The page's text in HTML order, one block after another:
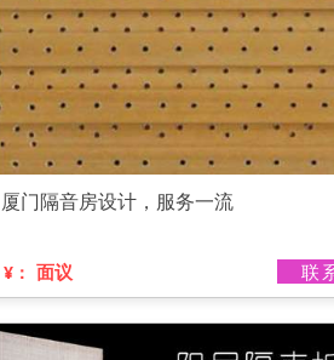
厦门隔音房设计，服务一流
¥： 面议 联